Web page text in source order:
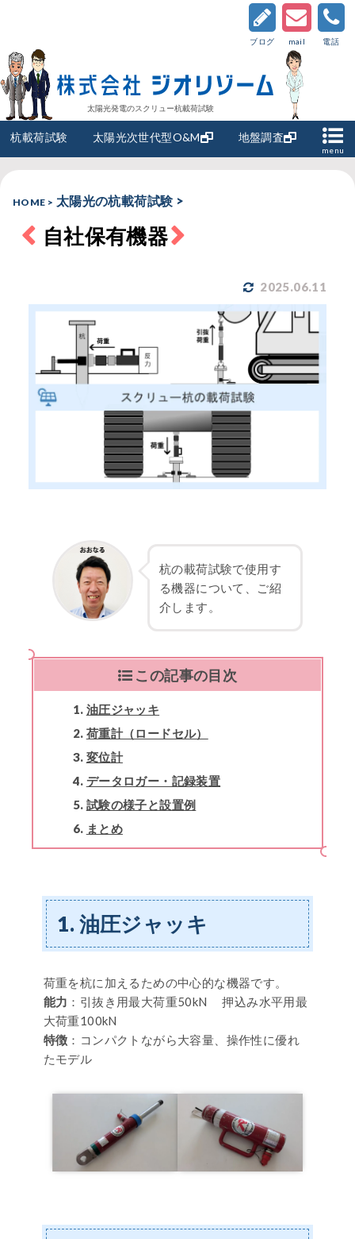
ブログ mail 電話
太陽光発電のスクリュー杭載荷試験
杭載荷試験 太陽光次世代型O&M 地盤調査
menu
HOME > 太陽光の杭載荷試験 >
自社保有機器
2025.06.11
杭の載荷試験で使用す
る機器について、ご紹
介します。
この記事の目次
油圧ジャッキ
荷重計（ロードセル）
変位計
データロガー・記録装置
試験の様子と設置例
まとめ
1. 油圧ジャッキ
荷重を杭に加えるための中心的な機器です。
能力 ：引抜き用最大荷重50kN 押込み水平用最
大荷重100kN
特徴 ：コンパクトながら大容量、操作性に優れ
たモデル